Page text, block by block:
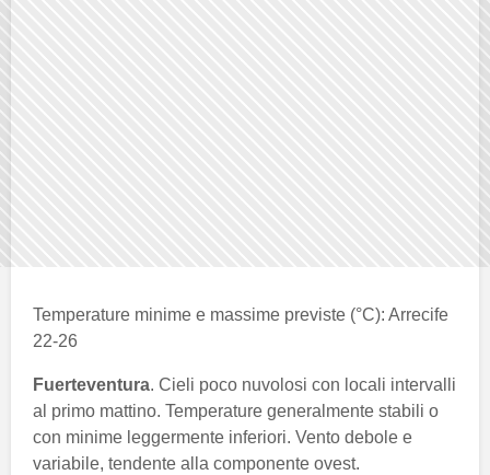
Temperature minime e massime previste (°C): Arrecife
22-26
Fuerteventura. Cieli poco nuvolosi con locali intervalli
al primo mattino. Temperature generalmente stabili o
con minime leggermente inferiori. Vento debole e
variabile, tendente alla componente ovest.